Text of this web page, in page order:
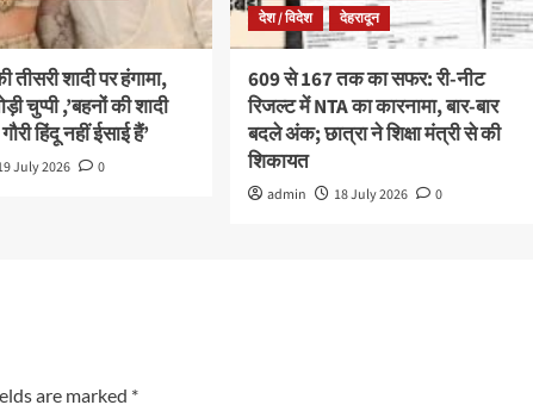
शादी पर हंगामा,
चुप्पी ,’बहनों की शादी
हिंदू नहीं ईसाई हैं’
July 2026 0
देश / विदेश
देहरादून
609 से 167 तक का सफर: री-नीट
रिजल्ट में NTA का कारनामा, बार-बार
बदले अंक; छात्रा ने शिक्षा मंत्री से की
शिकायत
admin 18 July 2026 0
are marked *